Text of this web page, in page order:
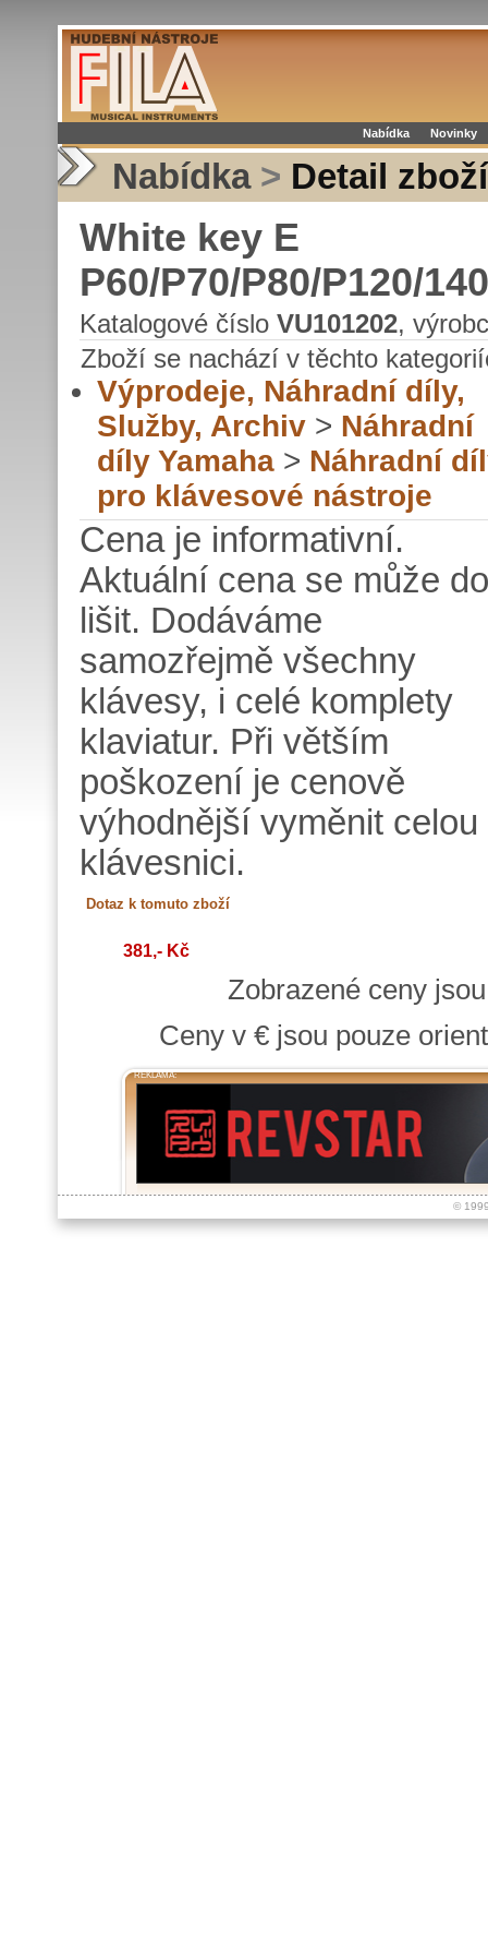
Nabídka Novinky
Nabídka > Detail zboží
White key E
P60/P70/P80/P120/
Katalogové číslo VU101202,
Zboží se nachází v těchto
Výprodeje, Náhradní díly,
Služby, Archiv > Náhradní
díly Yamaha > Náhradní
pro klávesové nástroje
Cena je informativní.
Aktuální cena se může
lišit. Dodáváme
samozřejmě všechny
klávesy, i celé komplety
klaviatur. Při větším
poškození je cenově
výhodnější vyměnit celou
klávesnici.
381,- Kč
Zobrazené ceny
Ceny v € jsou pouze
REKLAMA:
©